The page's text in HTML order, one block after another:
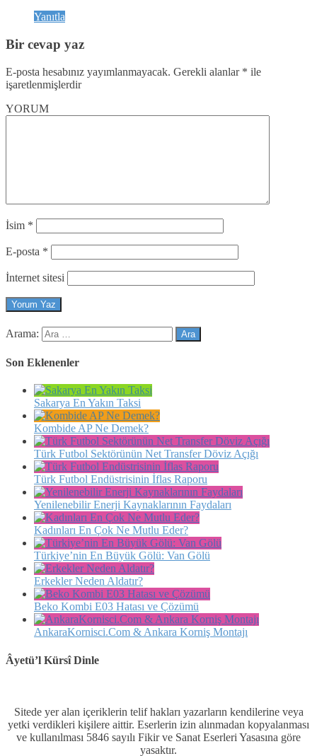
Yanıtla
Bir cevap yaz
E-posta hesabınız yayımlanmayacak. Gerekli alanlar * ile
işaretlenmişlerdir
YORUM
İsim *
E-posta *
İnternet sitesi
Arama:
Son Eklenenler
Sakarya En Yakın Taksi
Kombide AP Ne Demek?
Türk Futbol Sektörünün Net Transfer Döviz Açığı
Türk Futbol Endüstrisinin İflas Raporu
Yenilenebilir Enerji Kaynaklarının Faydaları
Kadınları En Çok Ne Mutlu Eder?
Türkiye’nin En Büyük Gölü: Van Gölü
Erkekler Neden Aldatır?
Beko Kombi E03 Hatası ve Çözümü
AnkaraKornisci.Com & Ankara Korniş Montajı
Âyetü’l Kürsî Dinle
Sitede yer alan içeriklerin telif hakları yazarların kendilerine veya
yetki verdikleri kişilere aittir. Eserlerin izin alınmadan kopyalanması
ve kullanılması 5846 sayılı Fikir ve Sanat Eserleri Yasasına göre
yasaktır.